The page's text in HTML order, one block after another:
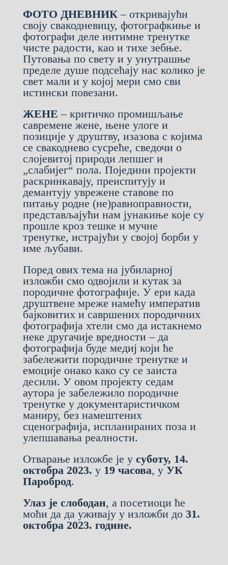
ФОТО ДНЕВНИК– откривајући
своју свакодневицу, фотографкиње и
фотографи деле интимне тренутке
чисте радости, као и тихе зебње.
Путовања по свету и у унутрашње
пределе душе подсећају нас колико је
свет мали и у којој мери смо сви
истински повезани.
ЖЕНЕ – критичко промишљање
савремене жене, њене улоге и
позиције у друштву, изазова с којима
се свакоднево сусреће, сведочи о
слојевитој природи лепшег и
„слабијег“ пола. Поједини пројекти
раскринкавају, преиспитују и
демантују уврежене ставове по
питању родне (не)равноправности,
представљајући нам јунакиње које су
прошле кроз тешке и мучне
тренутке, истрајући у својој борби у
име љубави.
Поред ових тема на јубиларној
изложби смо одвојили и кутак за
породичне фотографије. У ери када
друштвене мреже намећу императив
бајковитих и савршених породичних
фотографија хтели смо да истакнемо
неке другачије вредности – да
фотографија буде медиј који ће
забележити породичне тренутке и
емоције онако како су се заиста
десили. У овом пројекту седам
аутора је забележило породичне
тренутке у документаристичком
маниру, без намештених
сценографија, испланираних поза и
улепшавања реалности.
Отварање изложбе је у суботу, 14.
октобра 2023. у 19 часова, у УК
Пароброд.
Улаз је слободан, а посетиоци ће
моћи да да уживају у изложби до 31.
октобра 2023. године.